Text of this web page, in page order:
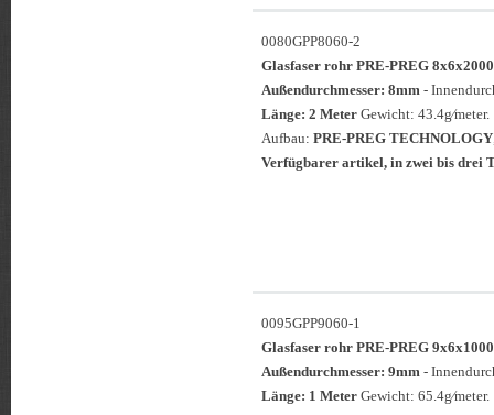
0080GPP8060-2
Glasfaser rohr PRE-PREG
Außendurchmesser: 8mm -
Länge: 2 Meter Gewicht: 43.4g⁄meter.
Aufbau: PRE-PREG TECHNOLOGY
Verfügbarer artikel, in zwei bis drei
0095GPP9060-1
Glasfaser rohr PRE-PREG
Außendurchmesser: 9mm -
Länge: 1 Meter Gewicht: 65.4g⁄meter.